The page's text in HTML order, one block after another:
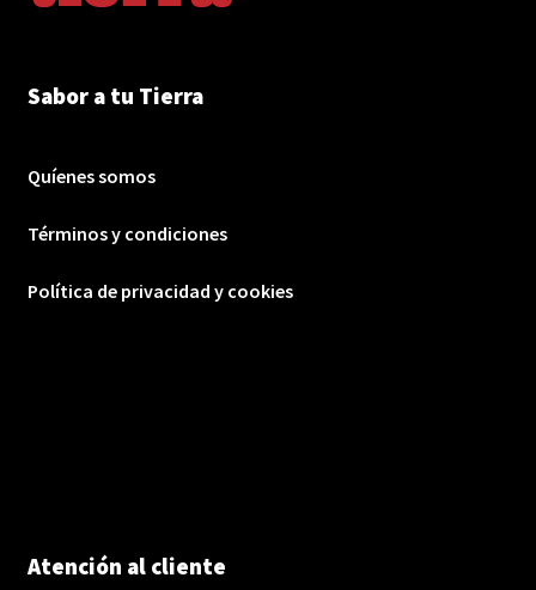
Sabor a tu Tierra
Quíenes somos
Términos y condiciones
Política de privacidad y cookies
Atención al cliente